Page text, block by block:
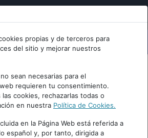
propias y de terceros para
del sitio y mejorar nuestros
sean necesarias para el
requieren tu consentimiento.
cookies, rechazarlas todas o
en nuestra Política de Cookies.
en la Página Web está referida a
español y, por tanto, dirigida a